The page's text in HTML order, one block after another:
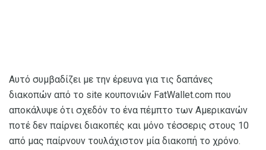
Αυτό συμβαδίζει με την έρευνα για τις δαπάνες
διακοπών από το site κουπονιών FatWallet.com που
αποκάλυψε ότι σχεδόν το ένα πέμπτο των Αμερικανών
ποτέ δεν παίρνει διακοπές και μόνο τέσσερις στους 10
από μας παίρνουν τουλάχιστον μία διακοπή το χρόνο.